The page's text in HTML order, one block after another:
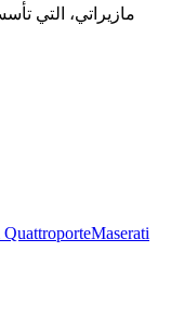
QuattroporteMaserati